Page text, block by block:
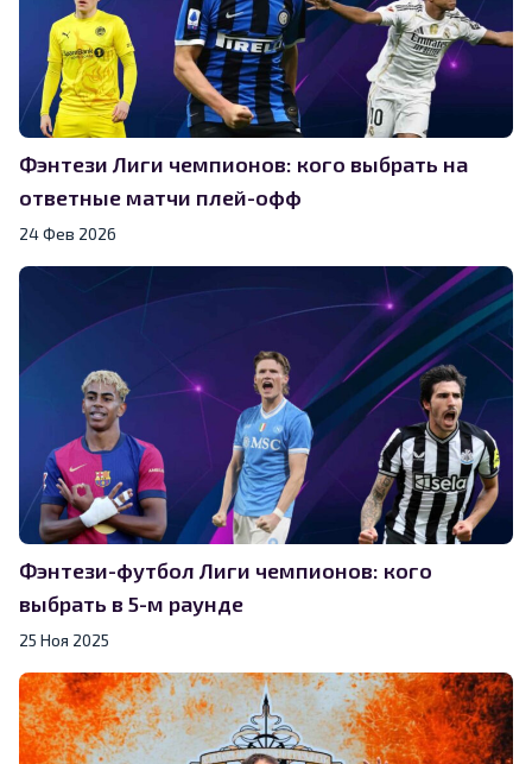
Фэнтези Лиги чемпионов: кого выбрать на
ответные матчи плей-офф
24 Фев 2026
Фэнтези-футбол Лиги чемпионов: кого
выбрать в 5-м раунде
25 Ноя 2025